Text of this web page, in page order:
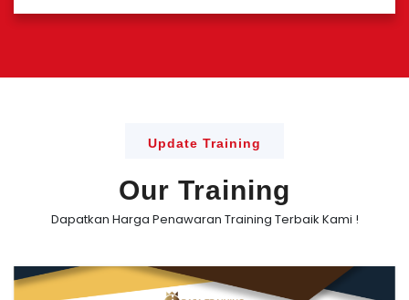
Update Training
Our Training
Dapatkan Harga Penawaran Training Terbaik Kami !